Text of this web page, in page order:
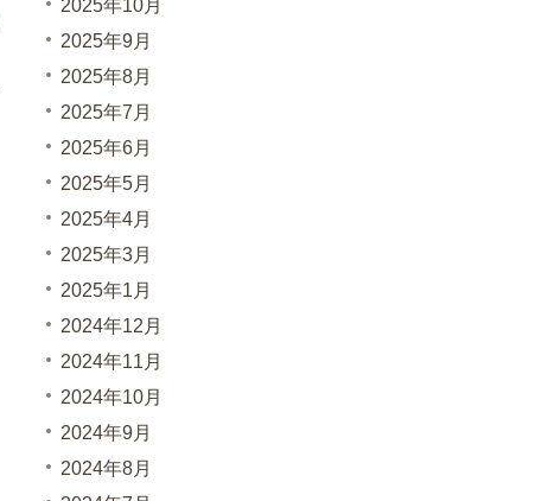
2025年10月
2025年9月
2025年8月
2025年7月
2025年6月
2025年5月
2025年4月
2025年3月
2025年1月
2024年12月
2024年11月
2024年10月
2024年9月
2024年8月